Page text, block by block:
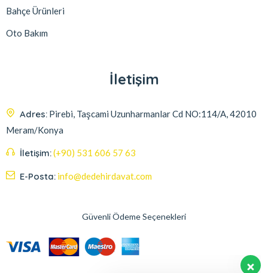
Bahçe Ürünleri
Oto Bakım
İletişim
Adres: Pirebi, Taşcami Uzunharmanlar Cd NO:114/A, 42010
Meram/Konya
İletişim:(+90) 531 606 57 63
E-Posta: info@dedehirdavat.com
Güvenli Ödeme Seçenekleri
yanıtlamak için burada. Bize herşeyi